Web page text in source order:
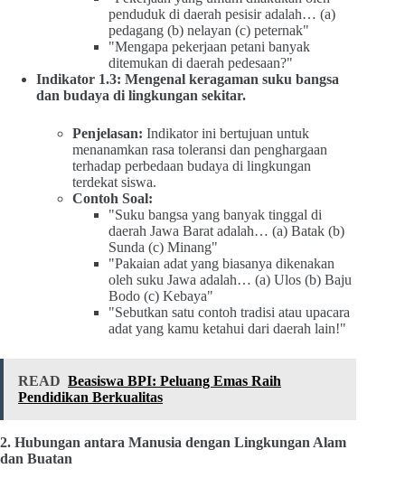
penduduk di daerah pesisir adalah… (a)
pedagang (b) nelayan (c) peternak"
"Mengapa pekerjaan petani banyak
ditemukan di daerah pedesaan?"
Indikator 1.3: Mengenal keragaman suku bangsa
dan budaya di lingkungan sekitar.
Penjelasan: Indikator ini bertujuan untuk
menanamkan rasa toleransi dan penghargaan
terhadap perbedaan budaya di lingkungan
terdekat siswa.
Contoh Soal:
"Suku bangsa yang banyak tinggal di
daerah Jawa Barat adalah… (a) Batak (b)
Sunda (c) Minang"
"Pakaian adat yang biasanya dikenakan
oleh suku Jawa adalah… (a) Ulos (b) Baju
Bodo (c) Kebaya"
"Sebutkan satu contoh tradisi atau upacara
adat yang kamu ketahui dari daerah lain!"
READ Beasiswa BPI: Peluang Emas Raih
Pendidikan Berkualitas
2. Hubungan antara Manusia dengan Lingkungan Alam
dan Buatan